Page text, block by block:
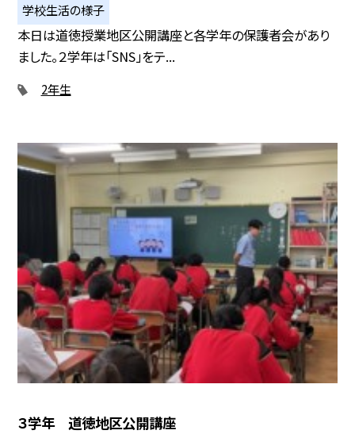
学校生活の様子
本日は道徳授業地区公開講座と各学年の保護者会があり
ました。２学年は「SNS」をテ...
2年生
３学年 道徳地区公開講座